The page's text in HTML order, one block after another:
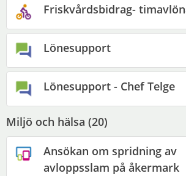
Friskvårdsbidrag-
Lönesupport
Lönesupport - Chef Telge
Miljö och hälsa (20)
Ansökan om spridning av
avloppsslam på åkermark